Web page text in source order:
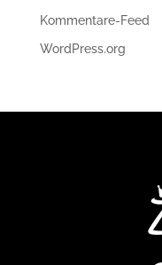
Kommentare-Feed
WordPress.org